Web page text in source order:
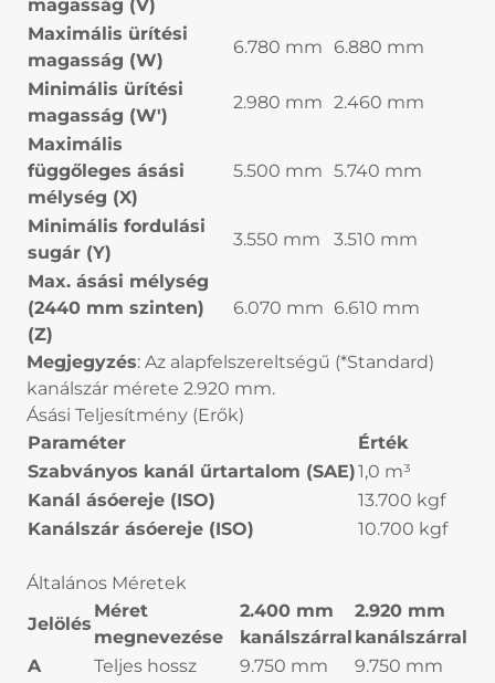
magasság (V)
Maximális ürítési
magasság (W)
6.780 mm
6.880 mm
Minimális ürítési
magasság (W')
2.980 mm 2.460 mm
Maximális
függőleges ásási
mélység (X)
5.500 mm 5.740 mm
Minimális fordulási
sugár (Y)
3.550 mm
3.510 mm
Max. ásási mélység
(2440 mm szinten)
(Z)
6.070 mm 6.610 mm
Megjegyzés: Az alapfelszereltségű (*Standard)
kanálszár mérete 2.920 mm.
Ásási Teljesítmény (Erők)
Paraméter
Érték
Szabványos kanál űrtartalom (SAE)1,0 m³
Kanál ásóereje (ISO)
13.700 kgf
Kanálszár ásóereje (ISO)
10.700 kgf
Általános Méretek
Jelölés
Méret
megnevezése
2.400 mm
kanálszárral
2.920 mm
kanálszárral
A
Teljes hossz 9.750 mm 9.750 mm